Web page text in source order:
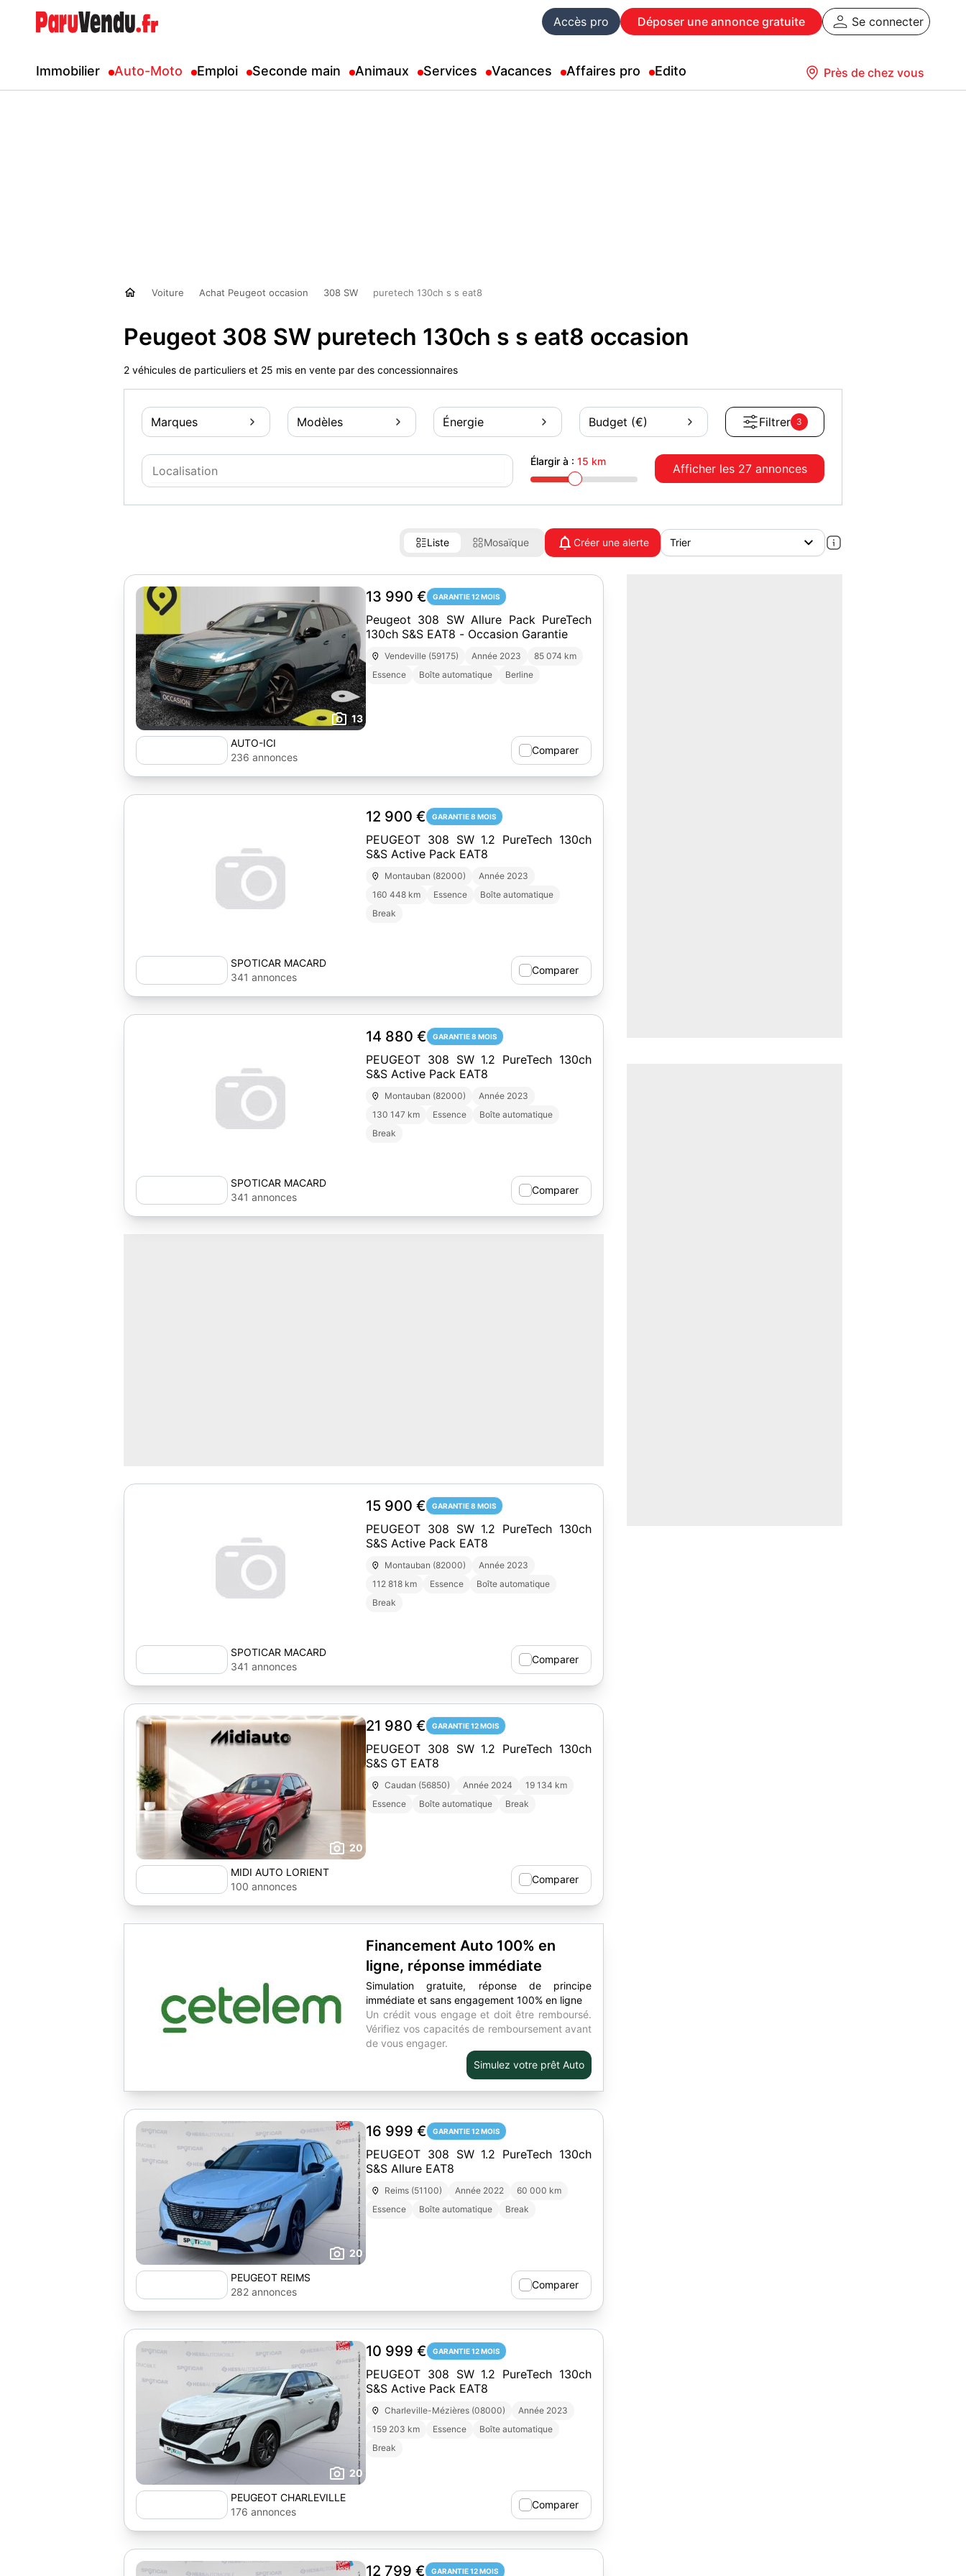
Accès pro Déposer une annonce gratuite Se connecter
Immobilier Auto-Moto Emploi Seconde main Animaux Services Vacances Affaires pro Edito Près de chez vous
Voiture Achat Peugeot occasion 308 SW puretech 130ch s s eat8
Peugeot 308 SW puretech 130ch s s eat8 occasion
2 véhicules de particuliers et 25 mis en vente par des concessionnaires
Marques Modèles Énergie Budget (€) Filtrer 3
Élargir à :15 km
Afficher les 27 annonces
Liste Mosaïque Créer une alerte
13
13 990 € GARANTIE 12 MOIS
Peugeot 308 SW Allure Pack PureTech
130ch S&S EAT8 - Occasion Garantie
Vendeville (59175) Année 2023
85 074 km
Essence
Boîte automatique Berline
AUTO-ICI
236 annonces
Comparer
12 900 € GARANTIE 8 MOIS
PEUGEOT 308 SW 1.2 PureTech 130ch
S&S Active Pack EAT8
Montauban (82000)
Année 2023
160 448 km
Essence
Boîte automatique
Break
SPOTICAR MACARD
341 annonces
Comparer
14 880 € GARANTIE 8 MOIS
PEUGEOT 308 SW 1.2 PureTech 130ch
S&S Active Pack EAT8
Montauban (82000)
Année 2023
130 147 km
Essence
Boîte automatique
Break
SPOTICAR MACARD
341 annonces
Comparer
15 900 € GARANTIE 8 MOIS
PEUGEOT 308 SW 1.2 PureTech 130ch
S&S Active Pack EAT8
Montauban (82000)
Année 2023
112 818 km
Essence
Boîte automatique
Break
SPOTICAR MACARD
341 annonces
Comparer
20
21 980 € GARANTIE 12 MOIS
PEUGEOT 308 SW 1.2 PureTech 130ch
S&S GT EAT8
Caudan (56850) Année 2024
19 134 km
Essence
Boîte automatique Break
MIDI AUTO LORIENT
100 annonces
Comparer
Financement Auto 100% en
ligne, réponse immédiate
Simulation gratuite, réponse de principe
immédiate et sans engagement 100% en ligne
Un crédit vous engage et doit être remboursé.
Vérifiez vos capacités de remboursement avant
de vous engager.
Simulez votre prêt Auto
20
16 999 € GARANTIE 12 MOIS
PEUGEOT 308 SW 1.2 PureTech 130ch
S&S Allure EAT8
Reims (51100) Année 2022
60 000 km
Essence
Boîte automatique Break
PEUGEOT REIMS
282 annonces
Comparer
20
10 999 € GARANTIE 12 MOIS
PEUGEOT 308 SW 1.2 PureTech 130ch
S&S Active Pack EAT8
Charleville-Mézières (08000)
Année 2023
159 203 km
Essence
Boîte automatique
Break
PEUGEOT CHARLEVILLE
176 annonces
Comparer
12 799 € GARANTIE 12 MOIS